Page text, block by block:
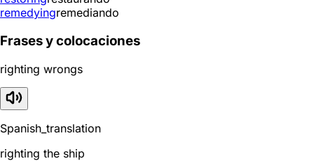
remedyingremediando
Frases y colocaciones
righting wrongs
Spanish_translation
righting the ship